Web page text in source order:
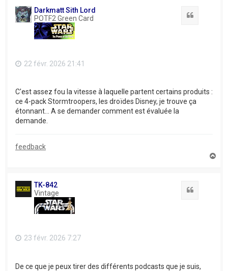
Darkmatt Sith Lord
POTF2 Green Card
22 févr. 2026 21:41
C'est assez fou la vitesse à laquelle partent certains produits :
ce 4-pack Stormtroopers, les droïdes Disney, je trouve ça
étonnant... A se demander comment est évaluée la
demande.
feedback
TK-842
Vintage
23 févr. 2026 7:27
De ce que je peux tirer des différents podcasts que je suis,